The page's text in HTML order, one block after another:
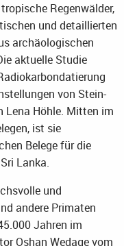
Regenwälder,
und detaillierten
archäologischen
aktuelle Studie
von Stein-
Lena Höhle. Mitten im
ist sie
Belege für die
Lanka.
und
andere Primaten
Jahren im
Oshan Wedage vom